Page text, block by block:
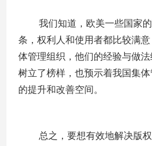
我们知道，欧美一些国家
条，权利人和使用者都比较满
体管理组织，他们的经验与做
树立了榜样，也预示着我国集
的提升和改善空间。
总之，要想有效地解决版